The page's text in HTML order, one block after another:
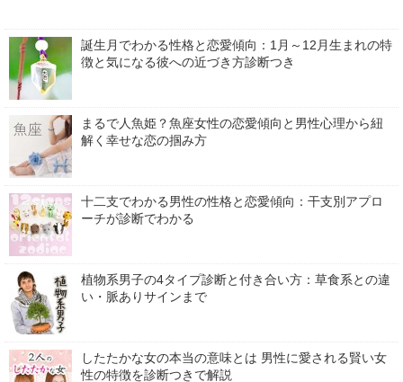
誕生月でわかる性格と恋愛傾向：1月～12月生まれの特
徴と気になる彼への近づき方診断つき
まるで人魚姫？魚座女性の恋愛傾向と男性心理から紐
解く幸せな恋の掴み方
十二支でわかる男性の性格と恋愛傾向：干支別アプロ
ーチが診断でわかる
植物系男子の4タイプ診断と付き合い方：草食系との違
い・脈ありサインまで
したたかな女の本当の意味とは 男性に愛される賢い女
性の特徴を診断つきで解説